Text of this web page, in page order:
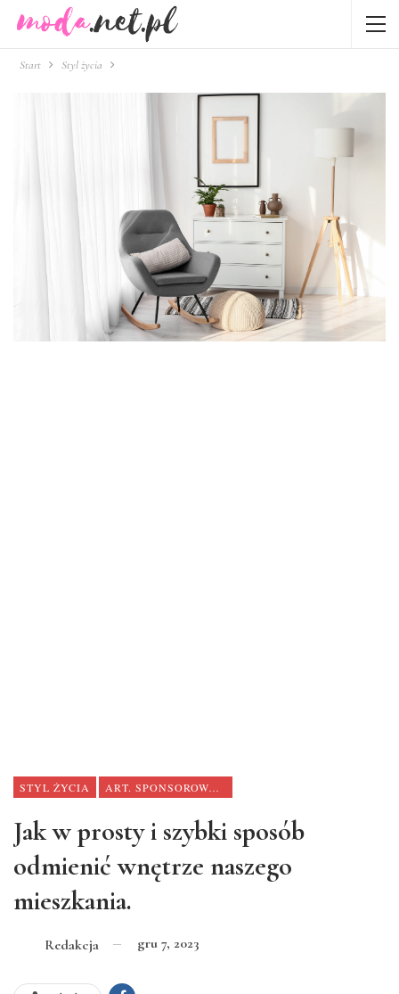
Start Styl życia
STYL ŻYCIA
Jak w prosty i szybki sposób
odmienić wnętrze naszego
mieszkania.
Redakcja gru 7, 2023